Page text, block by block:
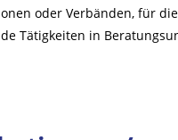
oder Verbänden, für
Tätigkeiten in